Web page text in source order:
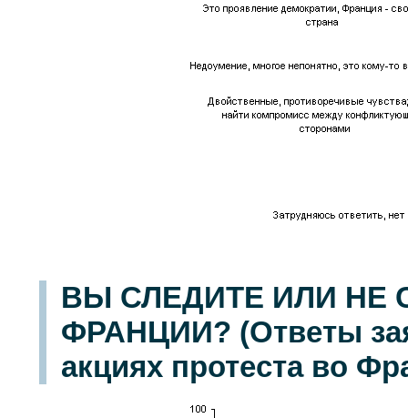
ВЫ СЛЕДИТЕ ИЛИ НЕ
ФРАНЦИИ? (Ответы
акциях протеста во